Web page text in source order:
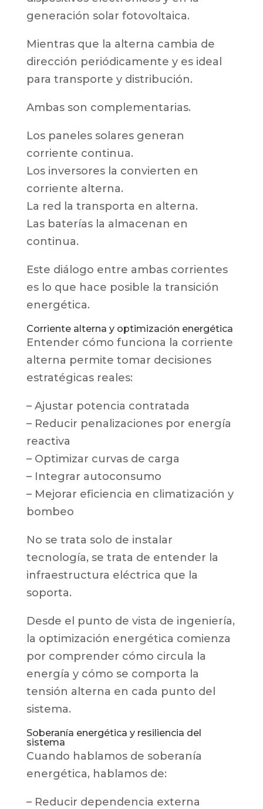
generación solar fotovoltaica.
Mientras que la alterna cambia de
dirección periódicamente y es ideal
para transporte y distribución.
Ambas son complementarias.
Los paneles solares generan
corriente continua.
Los inversores la convierten en
corriente alterna.
La red la transporta en alterna.
Las baterías la almacenan en
continua.
Este diálogo entre ambas corrientes
es lo que hace posible la transición
energética.
Corriente alterna y optimización energética
Entender cómo funciona la corriente
alterna permite tomar decisiones
estratégicas reales:
– Ajustar potencia contratada
– Reducir penalizaciones por energía
reactiva
– Optimizar curvas de carga
– Integrar autoconsumo
– Mejorar eficiencia en climatización y
bombeo
No se trata solo de instalar
tecnología, se trata de entender la
infraestructura eléctrica que la
soporta.
Desde el punto de vista de ingeniería,
la optimización energética comienza
por comprender cómo circula la
energía y cómo se comporta la
tensión alterna en cada punto del
sistema.
Soberanía energética y resiliencia del
sistema
Cuando hablamos de soberanía
energética, hablamos de:
– Reducir dependencia externa